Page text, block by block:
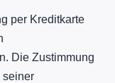
per Kreditkarte
Die Zustimmung
seiner